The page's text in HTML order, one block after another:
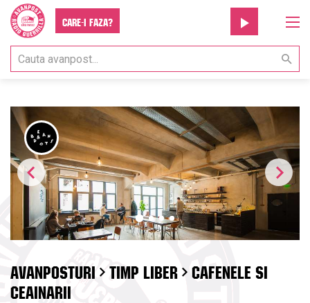
Care-i faza?
AVANPOSTURI TIMP LIBER CAFENELE SI
CEAINARII